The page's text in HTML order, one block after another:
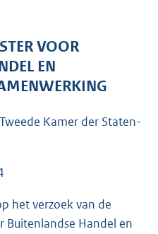
e
:
5
b
VOOR
EN
Kamer der Staten-
het verzoek van de
Buitenlandse Handel en